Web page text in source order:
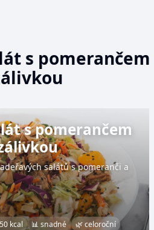
s pomerančem
s pomerančem
salátů s pomeranči a
kcal 📊 snadné
🌿 celoroční